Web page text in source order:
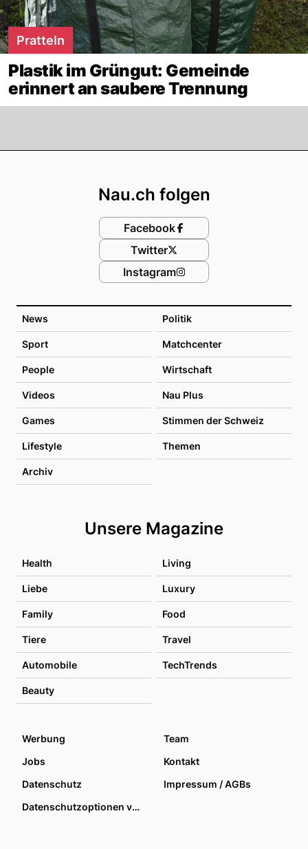
Pratteln
Plastik im Grüngut: Gemeinde
erinnert an saubere Trennung
News Politik
Sport Matchcenter
People Wirtschaft
Videos Nau Plus
Games Stimmen der Schweiz
Lifestyle Themen
Archiv
Unsere Magazine
Health Living
Liebe Luxury
Family Food
Tiere Travel
Automobile TechTrends
Beauty
Nau.ch folgen
Facebook
Twitter
Instagram
Werbung
Team
Jobs
Kontakt
Datenschutz
Impressum / AGBs
Datenschutzoptionen verwalten